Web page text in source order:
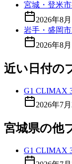
宮城・登米
2026年8
岩手・盛岡
2026年8
近い日付の
G1 CLIMAX
2026年7
宮城県の他
G1 CLIMAX